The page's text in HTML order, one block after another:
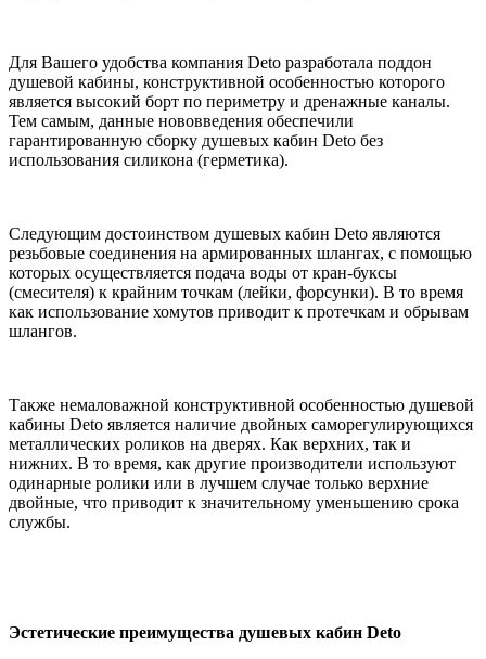
Для Вашего удобства компания Deto разработала поддон
душевой кабины, конструктивной особенностью которого
является высокий борт по периметру и дренажные каналы.
Тем самым, данные нововведения обеспечили
гарантированную сборку душевых кабин Deto без
использования силикона (герметика).
Следующим достоинством душевых кабин Deto являются
резьбовые соединения на армированных шлангах, с помощью
которых осуществляется подача воды от кран-буксы
(смесителя) к крайним точкам (лейки, форсунки). В то время
как использование хомутов приводит к протечкам и обрывам
шлангов.
Также немаловажной конструктивной особенностью душевой
кабины Deto является наличие двойных саморегулирующихся
металлических роликов на дверях. Как верхних, так и
нижних. В то время, как другие производители используют
одинарные ролики или в лучшем случае только верхние
двойные, что приводит к значительному уменьшению срока
службы.
Эстетические преимущества душевых кабин Deto